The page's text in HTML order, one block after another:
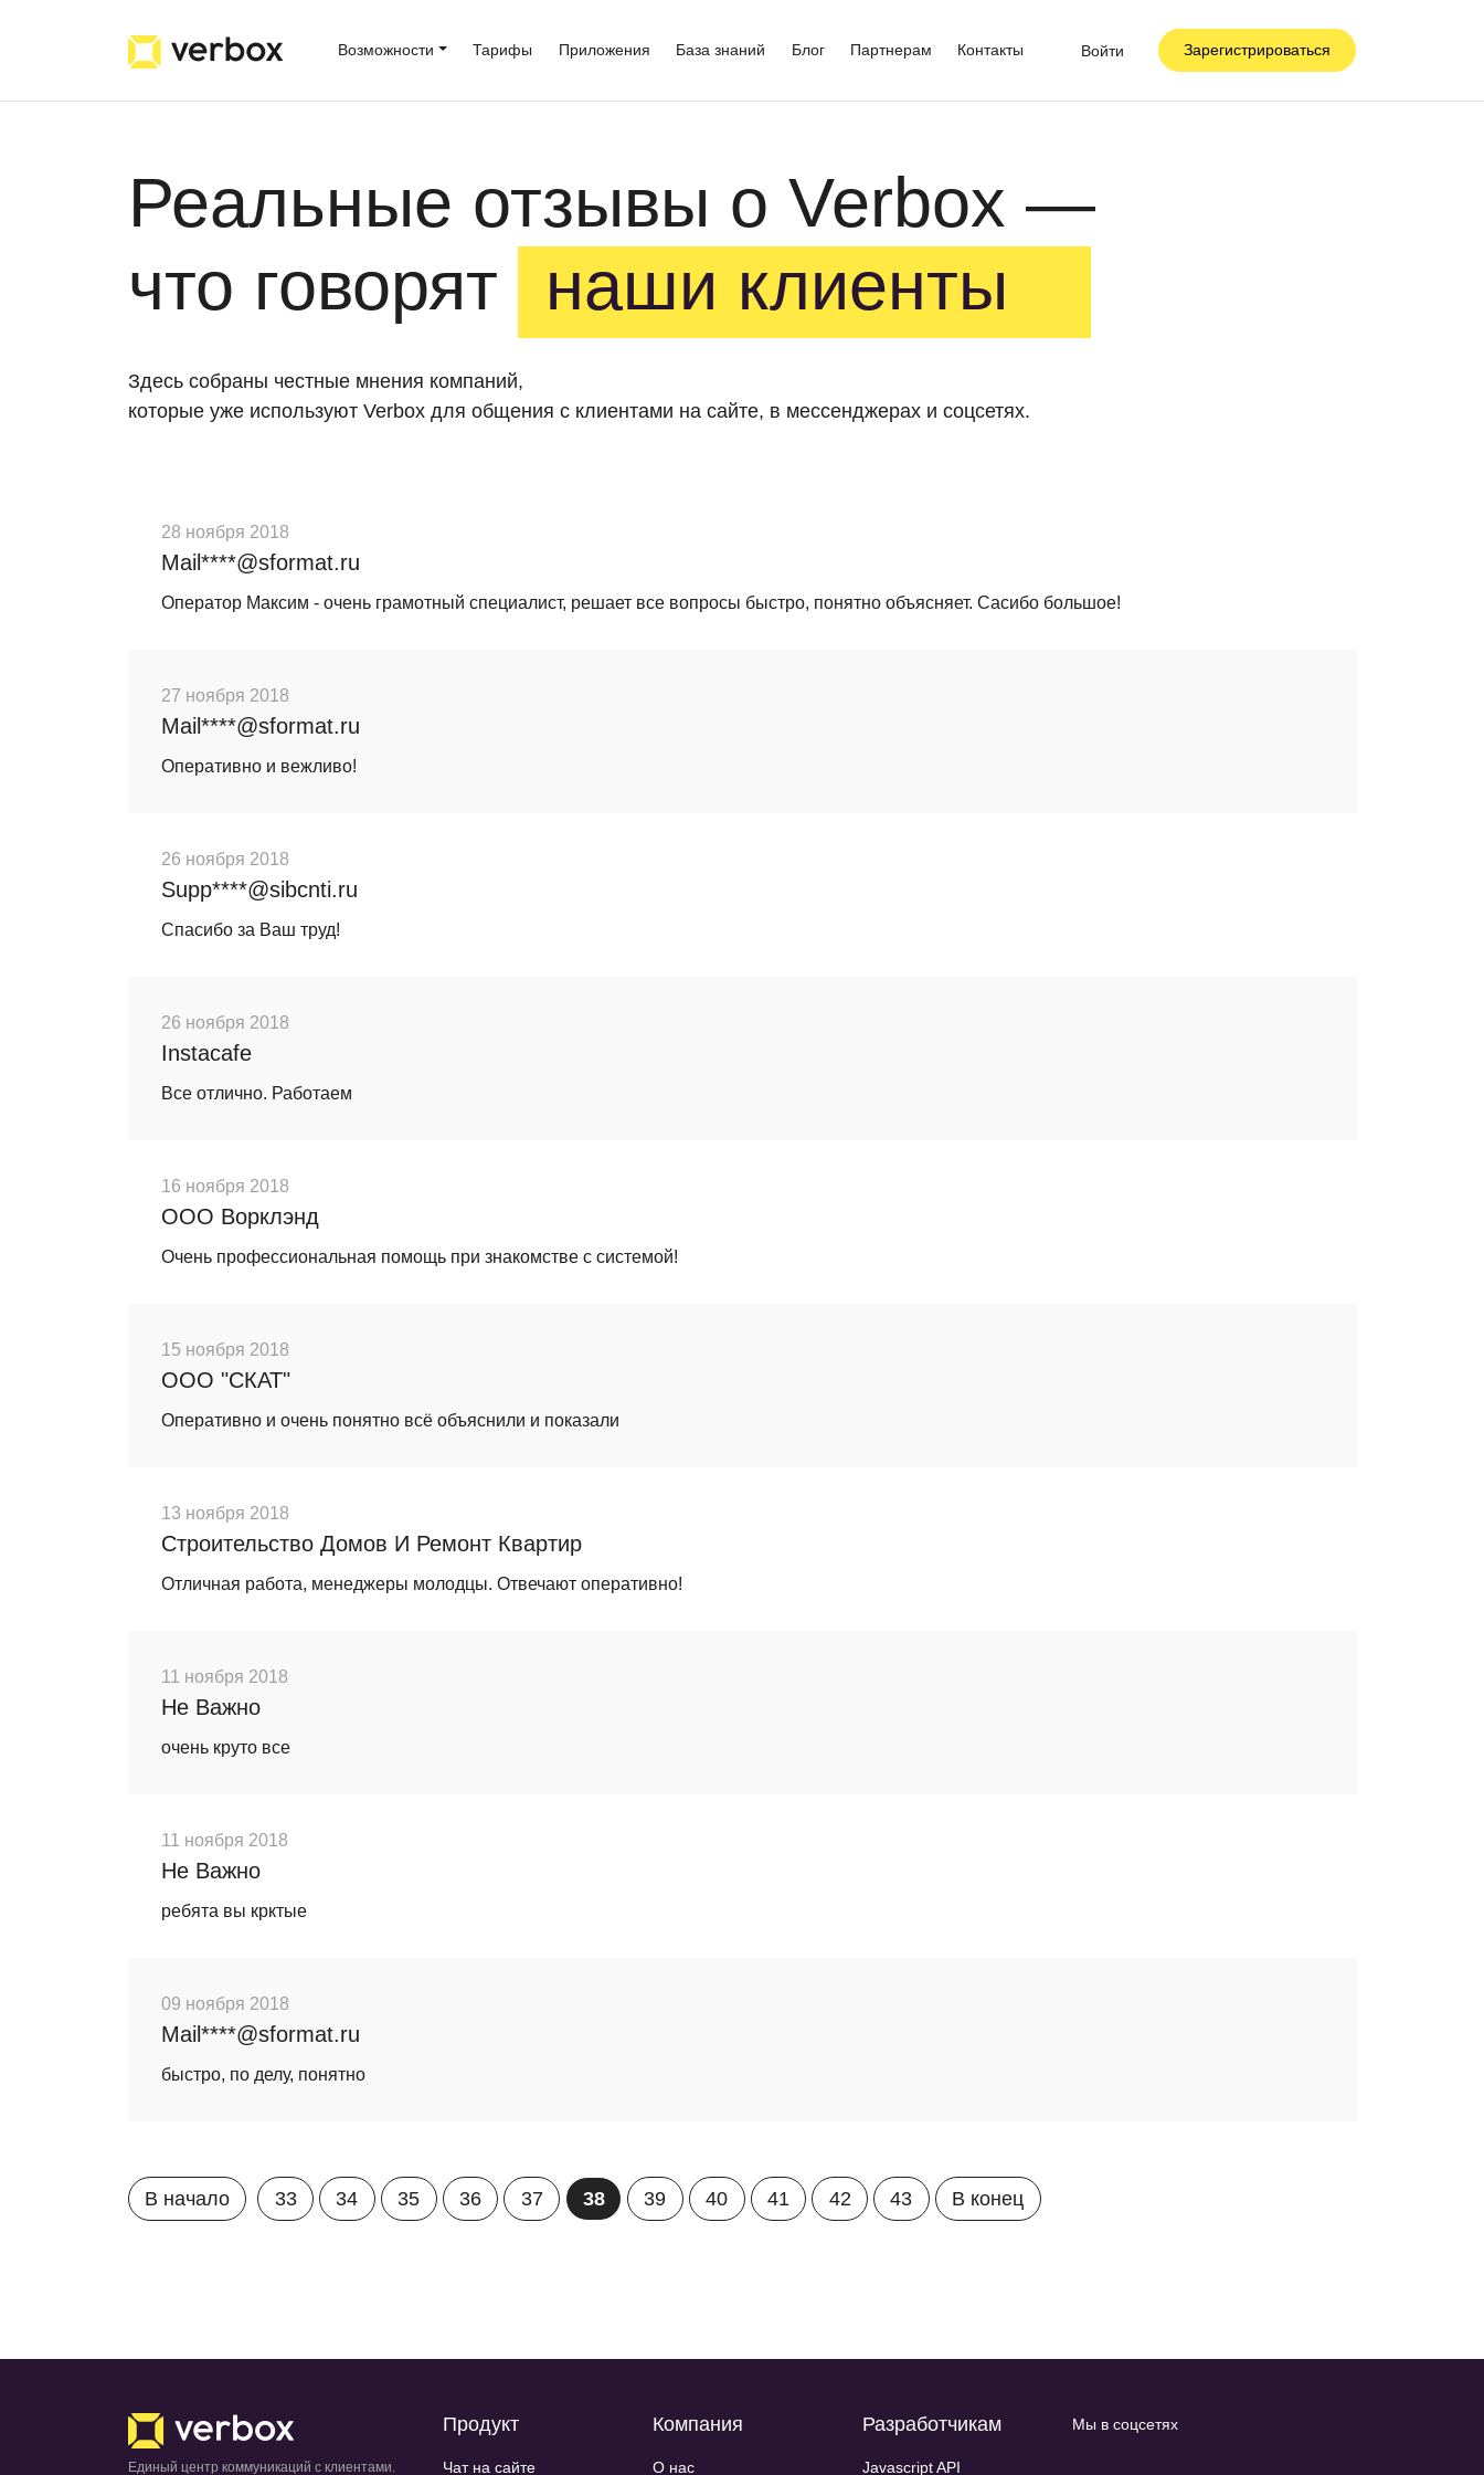
Возможности Тарифы Приложения База знаний Блог Партнерам Контакты Войти Зарегистрироваться
Реальные отзывы о Verbox —
что говорят
наши клиенты
Здесь собраны честные мнения компаний,
которые уже используют Verbox для общения с клиентами на сайте, в мессенджерах и соцсетях.
28 ноября 2018
Mail****@sformat.ru
Оператор Максим - очень грамотный специалист, решает все вопросы быстро, понятно объясняет. Сасибо большое!
27 ноября 2018
Mail****@sformat.ru
Оперативно и вежливо!
26 ноября 2018
Supp****@sibcnti.ru
Спасибо за Ваш труд!
26 ноября 2018
Instacafe
Все отлично. Работаем
16 ноября 2018
ООО Ворклэнд
Очень профессиональная помощь при знакомстве с системой!
15 ноября 2018
ООО "СКАТ"
Оперативно и очень понятно всё объяснили и показали
13 ноября 2018
Строительство Домов И Ремонт Квартир
Отличная работа, менеджеры молодцы. Отвечают оперативно!
11 ноября 2018
Не Важно
очень круто все
11 ноября 2018
Не Важно
ребята вы крктые
09 ноября 2018
Mail****@sformat.ru
быстро, по делу, понятно
В начало 33 34 35 36 37 38 39 40 41 42 43 В конец
Единый центр коммуникаций с клиентами.
Продукт
Чат на сайте
Компания
О нас
Разработчикам
Javascript API
Мы в соцсетях